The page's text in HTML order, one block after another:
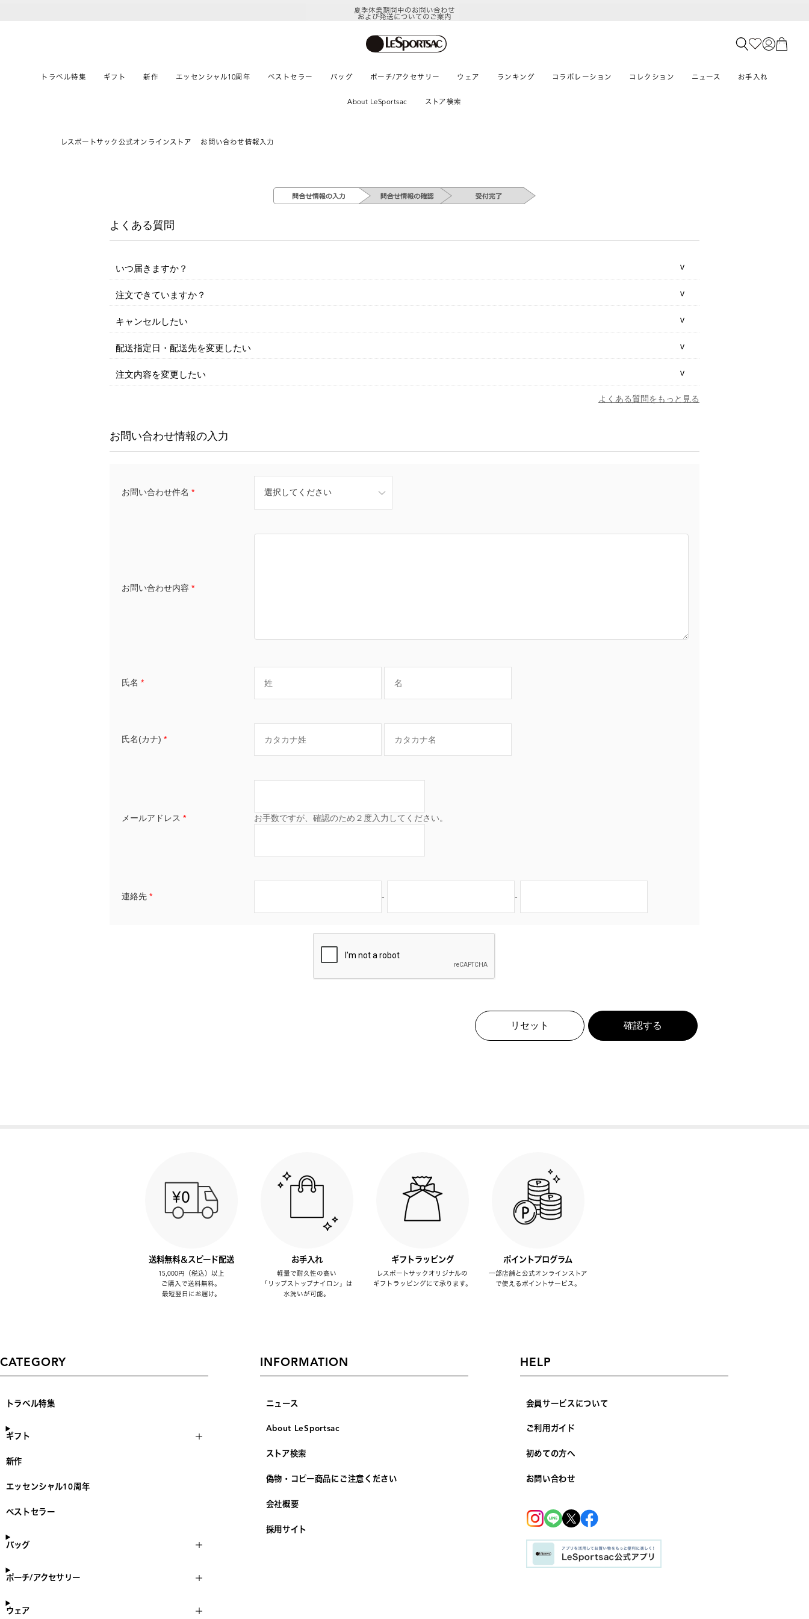
夏季休業期間中のお問い合わせ
および発送についてのご案内
トラベル特集 ギフト 新作 エッセンシャル10周年 ベストセラー バッグ ポーチ/アクセサリー ウェア ランキング コラボレーション コレクション ニュース お手入れ
About LeSportsac ストア検索
レスポートサック公式オンラインストア お問い合わせ情報入力
よくある質問
いつ届きますか？
注文できていますか？
キャンセルしたい
配送指定日・配送先を変更したい
注文内容を変更したい
よくある質問をもっと見る
お問い合わせ情報の入力
お問い合わせ件名 *
お問い合わせ内容 *
氏名 *
氏名(カナ) *
メールアドレス * お手数ですが、確認のため２度入力してください。
連絡先 * - -
リセット 確認する
送料無料＆スピード配送
15,000円（税込）以上
ご購入で送料無料。
最短翌日にお届け。
お手入れ
軽量で耐久性の高い
「リップストップナイロン」は
水洗いが可能。
ギフトラッピング
レスポートサックオリジナルの
ギフトラッピングにて承ります。
ポイントプログラム
一部店舗と公式オンラインストア
で使えるポイントサービス。
CATEGORY
トラベル特集
ギフト
新作
エッセンシャル10周年
ベストセラー
バッグ
ポーチ/アクセサリー
ウェア
INFORMATION
ニュース
About LeSportsac
ストア検索
偽物・コピー商品にご注意ください
会社概要
採用サイト
HELP
会員サービスについて
ご利用ガイド
初めての方へ
お問い合わせ